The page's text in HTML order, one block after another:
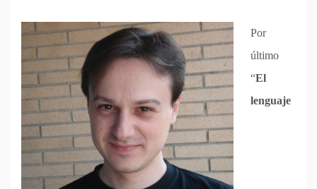
Por
último
“El
lenguaje